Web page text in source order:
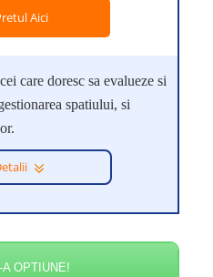
Aici
care doresc sa evalueze si
spatiului, si
A OPTIUNE!